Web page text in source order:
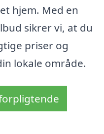
hjem. Med en
sikrer vi, at du
priser og
lokale område.